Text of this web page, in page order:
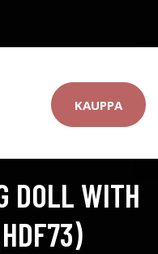
KAUPPA
DOLL WITH